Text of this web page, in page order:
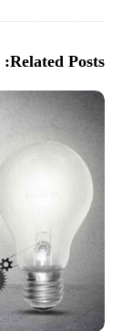
Related Posts: